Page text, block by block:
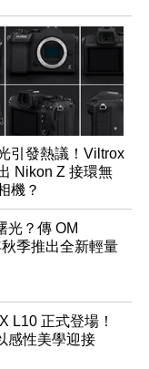
引發熱議！Viltrox
Nikon Z 接環無
機？
光？傳 OM
季推出全新輕量
L10 正式登場！
感性美學迎接